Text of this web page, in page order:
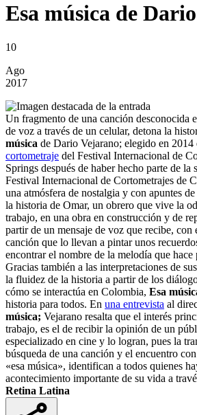
Esa música de
10
Ago
2017
Un fragmento de una canción desconocida
de voz a través de un celular, detona la
música de Dario Vejarano; elegido en 2014
cortometraje del Festival Internacional de
Springs después de haber hecho parte de la
Festival Internacional de Cortometrajes de
una atmósfera de nostalgia y con apuntes
la historia de Omar, un obrero que vive la
trabajo, en una obra en construcción y de
partir de un mensaje de voz que recibe, con
canción que lo llevan a pintar unos
encontrar el nombre de la melodía que hace
Gracias también a las interpretaciones de
la fluidez de la historia a partir de los
cómo se interactúa en Colombia, Esa
historia para todos. En una entrevista al
música; Vejarano resalta que el interés
trabajo, es el de recibir la opinión de un
especializado en cine y lo logran, pues la
búsqueda de una canción y el encuentro
«esa música», identifican a todos quienes
acontecimiento importante de su vida a
Retina Latina